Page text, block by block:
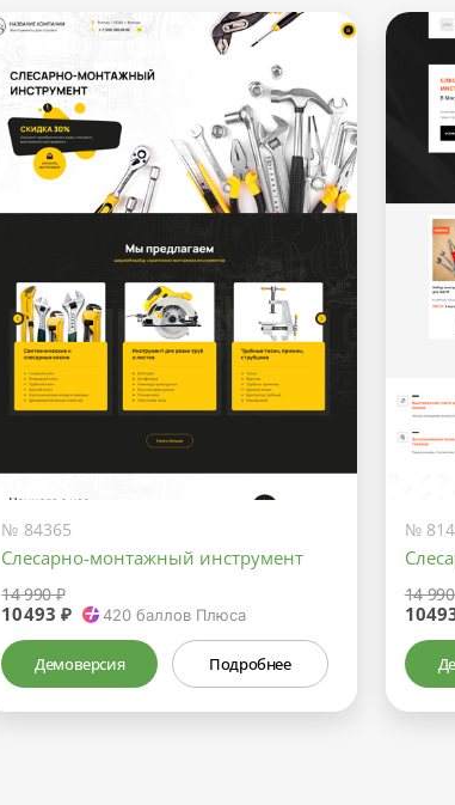
№ 84365
Слесарно-монтажный инструмент
14 990 ₽
10493 ₽ 420баллов Плюса
Демоверсия Подробнее
№
14